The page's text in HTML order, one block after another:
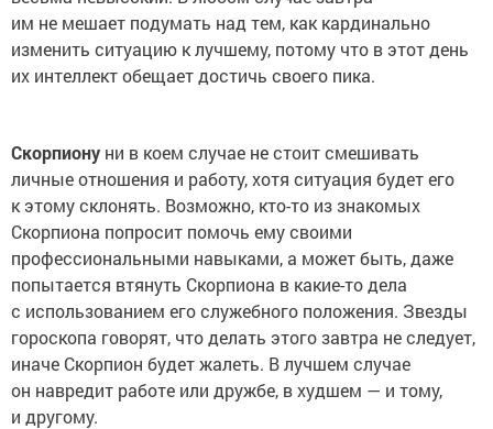
им не мешает подумать над тем, как кардинально
изменить ситуацию к лучшему, потому что в этот день
их интеллект обещает достичь своего пика.
Скорпиону ни в коем случае не стоит смешивать
личные отношения и работу, хотя ситуация будет его
к этому склонять. Возможно, кто-то из знакомых
Скорпиона попросит помочь ему своими
профессиональными навыками, а может быть, даже
попытается втянуть Скорпиона в какие-то дела
с использованием его служебного положения. Звезды
гороскопа говорят, что делать этого завтра не следует,
иначе Скорпион будет жалеть. В лучшем случае
он навредит работе или дружбе, в худшем — и тому,
и другому.